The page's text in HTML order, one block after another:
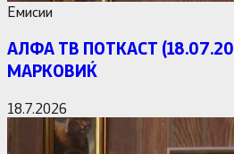
Емисии
АЛФА ТВ ПОТКАСТ
МАРКОВИЌ
18.7.2026